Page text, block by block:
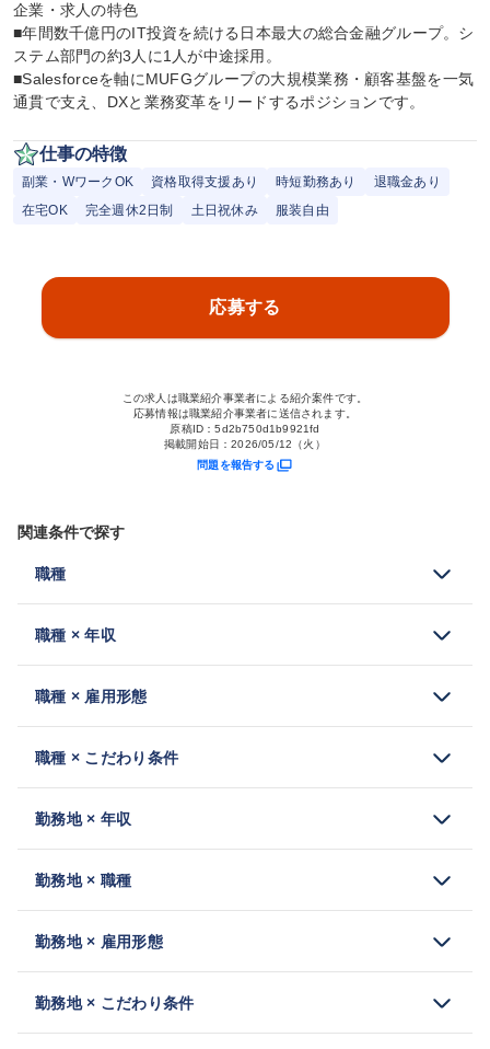
企業・求人の特色
■年間数千億円のIT投資を続ける日本最大の総合金融グループ。シ
ステム部門の約3人に1人が中途採用。
■Salesforceを軸にMUFGグループの大規模業務・顧客基盤を一気
通貫で支え、DXと業務変革をリードするポジションです。
仕事の特徴
副業・WワークOK 資格取得支援あり 時短勤務あり
退職金あり
在宅OK
完全週休2日制 土日祝休み 服装自由
応募する
この求人は職業紹介事業者による紹介案件です。
応募情報は職業紹介事業者に送信されます。
原稿ID：5d2b750d1b9921fd
掲載開始日：2026/05/12（火）
問題を報告する
関連条件で探す
職種
職種 × 年収
職種 × 雇用形態
職種 × こだわり条件
勤務地 × 年収
勤務地 × 職種
勤務地 × 雇用形態
勤務地 × こだわり条件